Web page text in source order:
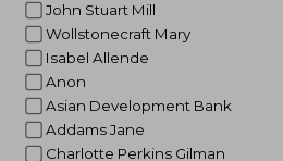
John Stuart Mill
Wollstonecraft Mary
Isabel Allende
Anon
Asian Development Bank
Addams Jane
Charlotte Perkins Gilman